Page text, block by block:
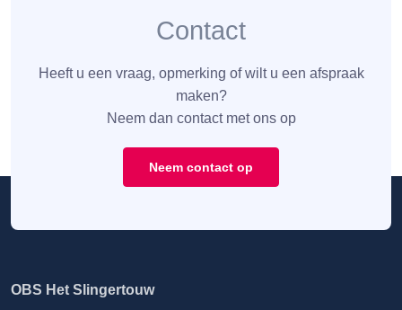
Contact
Heeft u een vraag, opmerking of wilt u een afspraak
maken?
Neem dan contact met ons op
Neem contact op
OBS Het Slingertouw